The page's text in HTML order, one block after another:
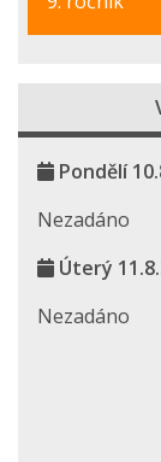
Pondělí
Nezadáno
Úterý
Nezadáno